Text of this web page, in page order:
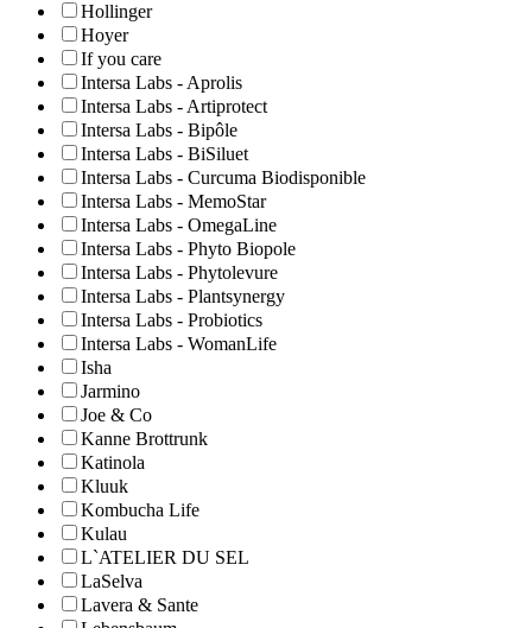
Hollinger
Hoyer
If you care
Intersa Labs - Aprolis
Intersa Labs - Artiprotect
Intersa Labs - Bipôle
Intersa Labs - BiSiluet
Intersa Labs - Curcuma Biodisponible
Intersa Labs - MemoStar
Intersa Labs - OmegaLine
Intersa Labs - Phyto Biopole
Intersa Labs - Phytolevure
Intersa Labs - Plantsynergy
Intersa Labs - Probiotics
Intersa Labs - WomanLife
Isha
Jarmino
Joe & Co
Kanne Brottrunk
Katinola
Kluuk
Kombucha Life
Kulau
L`ATELIER DU SEL
LaSelva
Lavera & Sante